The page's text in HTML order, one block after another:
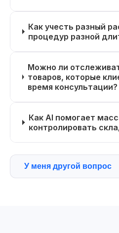
Как учесть разный
процедур разной
Можно ли
товаров, которые
время консультации?
Как AI помогает
контролировать
У меня другой вопрос